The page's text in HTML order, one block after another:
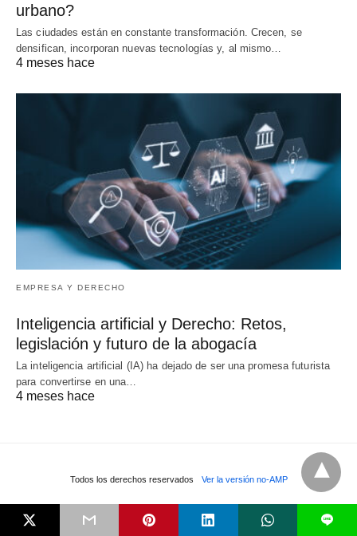
urbano?
Las ciudades están en constante transformación. Crecen, se
densifican, incorporan nuevas tecnologías y, al mismo…
4 meses hace
EMPRESA Y DERECHO
Inteligencia artificial y Derecho: Retos,
legislación y futuro de la abogacía
La inteligencia artificial (IA) ha dejado de ser una promesa futurista
para convertirse en una…
4 meses hace
Todos los derechos reservados Ver la versión no-AMP
L